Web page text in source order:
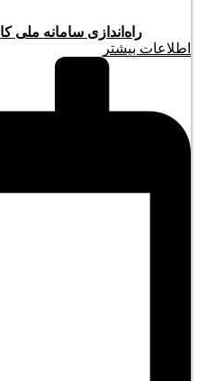
راه‌اندازی سامانه ملی
اطلاعات بیشتر